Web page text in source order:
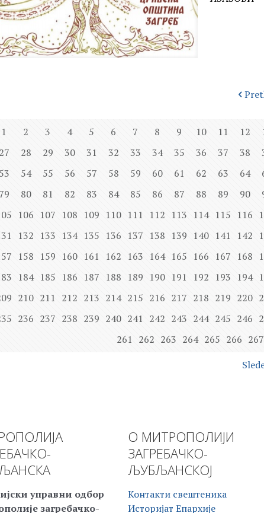
1 2 3 4 5 6 7 8 9 10 11 12
27
28 29 30 31 32 33 34 35 36 37 38
53
54 55 56 57 58 59 60 61 62 63 64
79
80 81 82 83 84 85 86 87 88 89 90
106 107 108 109 110 111 112 113 114 115 116
132 133 134 135 136 137 138 139 140 141 142
158 159 160 161 162 163 164 165 166 167 168
184 185 186 187 188 189 190 191 192 193 194
210 211 212 213 214 215 216 217 218 219 220
236 237 238 239 240 241 242 243 244 245 246
261 262 263 264 265 266 267
управни одбор
загребачко-
О МИТРОПОЛИЈИ
ЗАГРЕБАЧКО-
ЉУБЉАНСКОЈ
Контакти свештеника
Историјат Епархије